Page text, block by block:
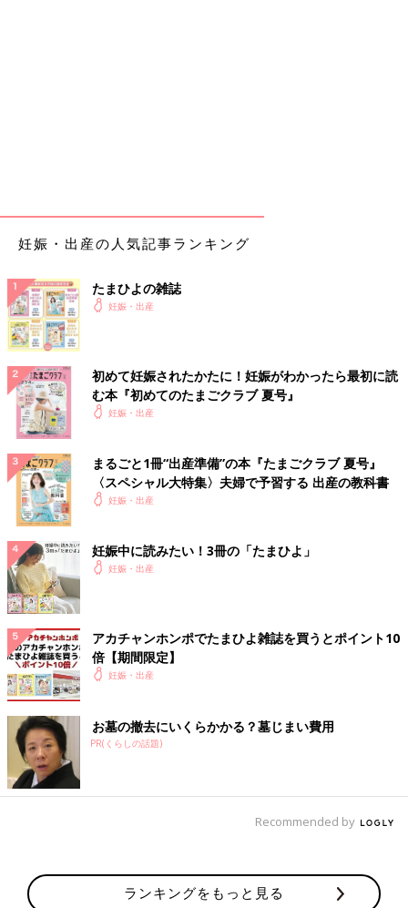
・14:40
痛にした理由とか、、、。
・その後内診。子宮口1.5センチで「詳しくわからないけど、あ
んまり良くない」と言われる(笑)んなこと言われても(笑)ラミナ
リア10本入れる。まあ痛いけど、こんなもんかという感じ。
・14:50
ラミナリアを入れたので抗生剤を点滴。「お産が終わるまで使う
太い針だよ」と言われた。普通の採血くらいの痛さ。入った後の
・「初産なので明日は産まれないと思いますよー」と言われる。
え!!!1センチ開いてるからいけると思ってた!!絶対産んでやる…と
燃える。(実際翌日産みますw)
・15:30ごろまで NST付けつつ、点滴が終わるのを待つ。スマ
ホ持ってくればよかったー！ヒマ。テレビつけてくれる。
・15:30すぎ 赤ちゃんが暴れており心拍数が高すぎる。「この
まま終わりにするわけにはいかない(笑)」と看護師さんに言われ
る(笑)160ぐらい出ちゃってたらしい。何度かアラームが鳴って
いたのはそれかな？
・「お母さんの水分足りてないと心拍数上がるんだよね」と、パ
・16:00〜16:30
座る姿勢になってさらにぼーっとテレビ見る。座ったからか？ア
ラーム1回も鳴らず。2.30分ぐらいしてNST終了。ちなみにラミ
も開けばと思い病院内をうろうろ探検。コーヒー飲んだり自販機
妊娠・出産の人気記事ランキング
たまひよの雑誌
妊娠・出産
初めて妊娠されたかたに！妊娠がわかったら最初に読
む本『初めてのたまごクラブ 夏号』
妊娠・出産
まるごと1冊“出産準備”の本『たまごクラブ 夏号』
〈スペシャル大特集〉夫婦で予習する 出産の教科書
妊娠・出産
妊娠中に読みたい！3冊の「たまひよ」
妊娠・出産
アカチャンホンポでたまひよ雑誌を買うとポイント10
倍【期間限定】
妊娠・出産
お墓の撤去にいくらかかる？墓じまい費用
PR(くらしの話題)
Recommended by
ランキングをもっと見る